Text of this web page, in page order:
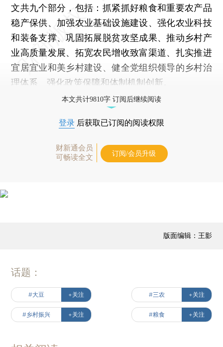
文共九个部分，包括：抓紧抓好粮食和重要农产品
稳产保供、加强农业基础设施建设、强化农业科技
和装备支撑、巩固拓展脱贫攻坚成果、推动乡村产
业高质量发展、拓宽农民增收致富渠道、扎实推进
宜居宜业和美乡村建设、健全党组织领导的乡村治
理体系、强化政策保障和体制机制创新。
本文共计9810字 订阅后继续阅读
登录 后获取已订阅的阅读权限
财新通会员
可畅读全文
订阅/会员升级
版面编辑：王影
话题：
#大豆 +关注 #三农 +关注
#乡村振兴 +关注 #粮食 +关注